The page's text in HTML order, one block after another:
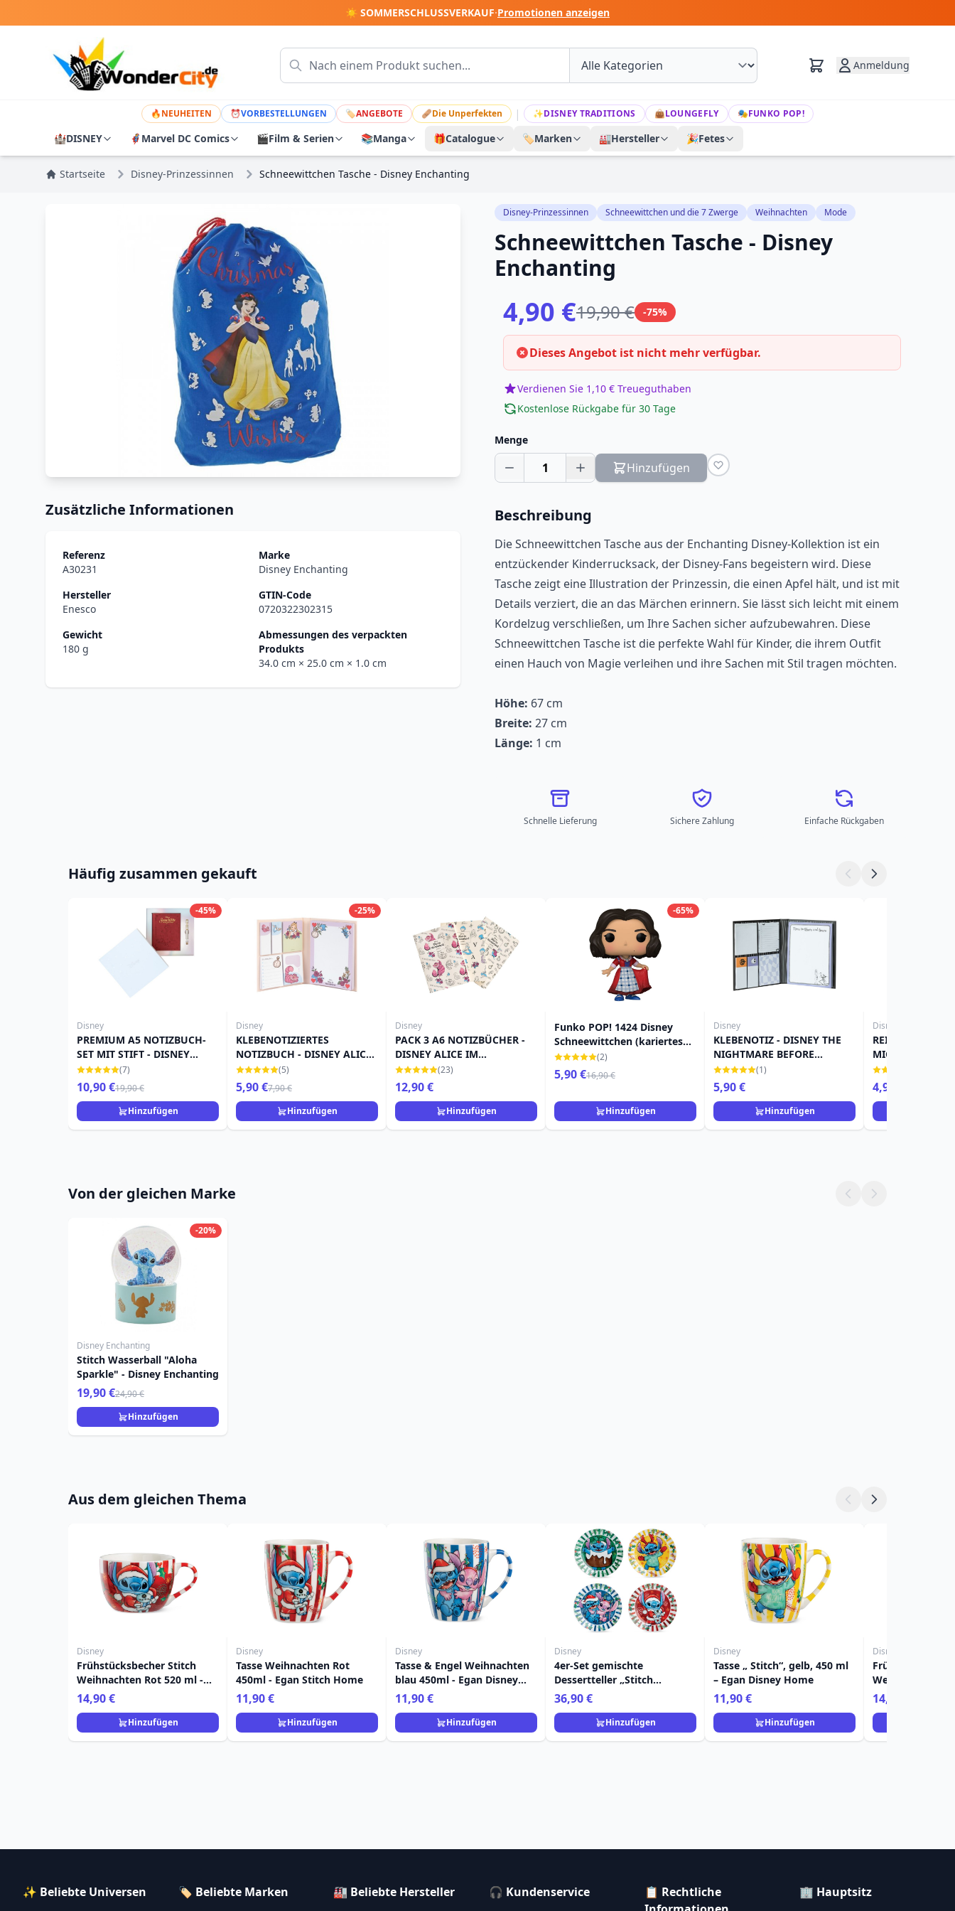
☀️ SOMMERSCHLUSSVERKAUF·Promotionen anzeigen
Anmeldung
🔥NEUHEITEN ⏰VORBESTELLUNGEN 🏷ANGEBOTE 🩹Die Unperfekten | ✨DISNEY TRADITIONS 👜LOUNGEFLY 🎭FUNKO POP!
🏰DISNEY 🦸 Marvel DC Comics 🎬Film & Serien 📚Manga 🎁Catalogue 🏷️Marken 🏭Hersteller 🎉Fetes
Startseite Disney-Prinzessinnen Schneewittchen Tasche - Disney Enchanting
Zusätzliche Informationen
Referenz
A30231
Marke
Disney Enchanting
Hersteller
Enesco
GTIN-Code
0720322302315
Gewicht
180 g
Abmessungen des verpackten
Produkts
34.0 cm × 25.0 cm × 1.0 cm
Disney-Prinzessinnen Schneewittchen und die 7 Zwerge Weihnachten Mode
Schneewittchen Tasche - Disney
Enchanting
4,90 €19,90 € -75%
Dieses Angebot ist nicht mehr verfügbar.
Verdienen Sie 1,10 € Treueguthaben
Kostenlose Rückgabe für 30 Tage
Menge
1 Hinzufügen
Beschreibung
Die Schneewittchen Tasche aus der Enchanting Disney-Kollektion ist ein
entzückender Kinderrucksack, der Disney-Fans begeistern wird. Diese
Tasche zeigt eine Illustration der Prinzessin, die einen Apfel hält, und ist mit
Details verziert, die an das Märchen erinnern. Sie lässt sich leicht mit einem
Kordelzug verschließen, um Ihre Sachen sicher aufzubewahren. Diese
Schneewittchen Tasche ist die perfekte Wahl für Kinder, die ihrem Outfit
einen Hauch von Magie verleihen und ihre Sachen mit Stil tragen möchten.
Höhe: 67 cm
Breite: 27 cm
Länge: 1 cm
Schnelle Lieferung Sichere Zahlung Einfache Rückgaben
Häufig zusammen gekauft
-45%
Disney
PREMIUM A5 NOTIZBUCH-
SET MIT STIFT - DISNEY
SCHNEEWITTCHEN
(7)
10,90 €19,90 €
Hinzufügen
-25%
Disney
KLEBENOTIZIERTES
NOTIZBUCH - DISNEY ALICE
IM WUNDERLAND
(5)
5,90 €7,90 €
Hinzufügen
Disney
PACK 3 A6 NOTIZBÜCHER -
DISNEY ALICE IM
WUNDERLAND
(23)
12,90 €
Hinzufügen
-65%
Funko POP! 1424 Disney
Schneewittchen (kariertes
Kleid) 9 cm
(2)
5,90 €16,90 €
Hinzufügen
Disney
KLEBENOTIZ - DISNEY THE
NIGHTMARE BEFORE
CHRISTMAS
(1)
5,90 €
Hinzufügen
Disney
MICKEY CLASSIC
4,90 €
Von der gleichen Marke
-20%
Disney Enchanting
Stitch Wasserball "Aloha
Sparkle" - Disney Enchanting
19,90 €24,90 €
Hinzufügen
Aus dem gleichen Thema
Disney
Frühstücksbecher Stitch
Weihnachten Rot 520 ml -
Egan Disney Home
14,90 €
Hinzufügen
Disney
Tasse Weihnachten Rot
450ml - Egan Stitch Home
11,90 €
Hinzufügen
Disney
Tasse & Engel Weihnachten
blau 450ml - Egan Disney
Home
11,90 €
Hinzufügen
Disney
4er-Set gemischte
Dessertteller „Stitch
Weihnachten“ – Egan Disney
Home
36,90 €
Hinzufügen
Disney
Tasse „ Stitch“, gelb, 450 ml
– Egan Disney Home
11,90 €
Hinzufügen
Disney
Weihnachten
Disney Home
14,90 €
✨ Beliebte Universen 🏷️ Beliebte Marken 🏭 Beliebte Hersteller 🎧 Kundenservice
📋 Rechtliche
🏢 Hauptsitz